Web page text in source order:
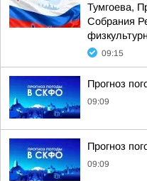
Тумгоева,
Собрания
09:15
Прогноз
09:09
Прогноз
09:09